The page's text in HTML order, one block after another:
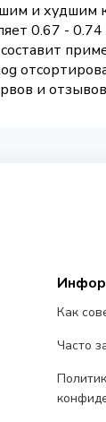
и худшим
0.67 -
и
Как
Часто